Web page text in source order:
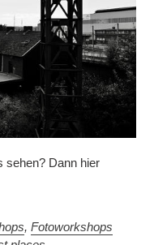
sehen? Dann hier
, Fotoworkshops